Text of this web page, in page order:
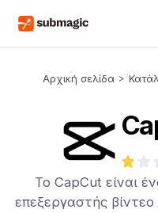
Αρχική σελίδα >
Το CapCut είναι
επεξεργαστής βίντεο